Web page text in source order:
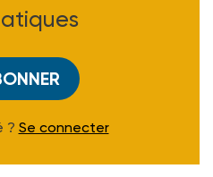
? Se connecter